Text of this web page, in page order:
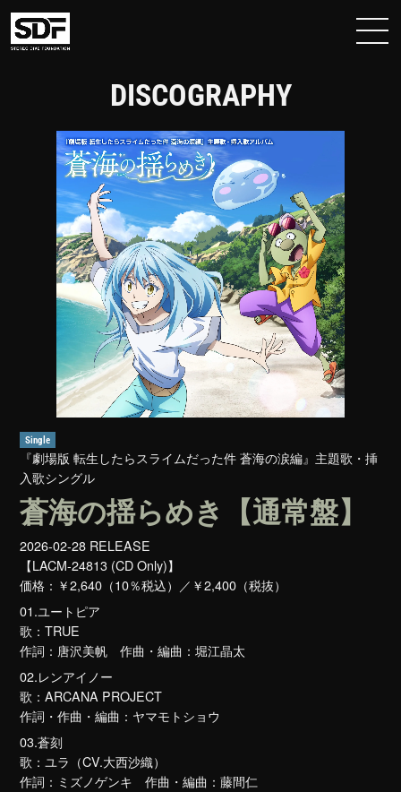
DISCOGRAPHY
Single
『劇場版 転生したらスライムだった件 蒼海の涙編』主題歌・挿
入歌シングル
蒼海の揺らめき【通常盤】
2026-02-28 RELEASE
【LACM-24813 (CD Only)】
価格： ￥2,640（10％税込）／￥2,400（税抜）
01.ユートピア
歌：TRUE
作詞：唐沢美帆 作曲・編曲：堀江晶太
02.レンアイノー
歌：ARCANA PROJECT
作詞・作曲・編曲：ヤマモトショウ
03.蒼刻
歌：ユラ（CV.大西沙織）
作詞：ミズノゲンキ 作曲・編曲：藤間仁